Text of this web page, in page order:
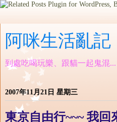
阿咪生活亂記
到處吃喝玩樂、跟貓一起鬼混...
2007年11月21日 星期三
東京自由行~~~ 我回